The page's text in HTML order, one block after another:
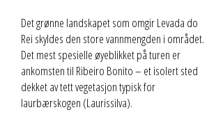
Det grønne landskapet som omgir Levada do
Rei skyldes den store vannmengden i området.
Det mest spesielle øyeblikket på turen er
ankomsten til Ribeiro Bonito – et isolert sted
dekket av tett vegetasjon typisk for
laurbærskogen (Laurissilva).